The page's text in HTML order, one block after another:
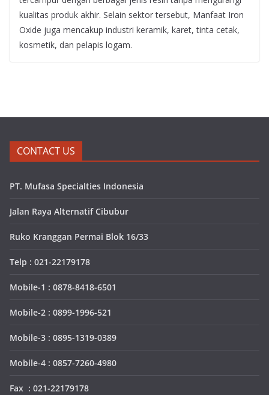
kualitas produk akhir. Selain sektor tersebut, Manfaat Iron
Oxide juga mencakup industri keramik, karet, tinta cetak,
kosmetik, dan pelapis logam.
CONTACT US
PT. Mufasa Specialties Indonesia
Jalan Raya Alternatif Cibubur
Ruko Kranggan Permai Blok 16/33
Telp : 021-22179178
Mobile-1 : 0878-8418-6501
Mobile-2 : 0899-1996-521
Mobile-3 : 0895-1319-0389
Mobile-4 : 0857-7260-4980
Fax : 021-22179178